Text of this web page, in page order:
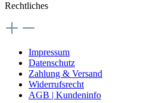
Rechtliches
Impressum
Datenschutz
Zahlung & Versand
Widerrufsrecht
AGB | Kundeninfo